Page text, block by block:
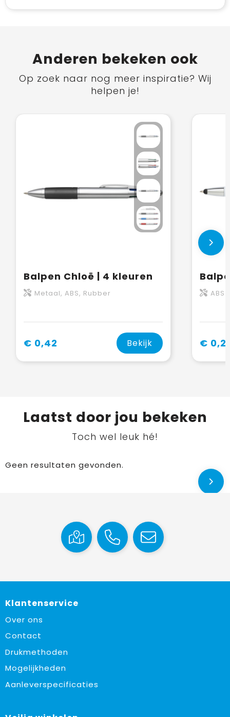
Anderen bekeken ook
Op zoek naar nog meer inspiratie? Wij
helpen je!
Balpen Chloë | 4 kleuren
Metaal, ABS, Rubber
€ 0,42 Bekijk
ABS
€
Laatst door jou bekeken
Toch wel leuk hé!
Geen resultaten gevonden.
Klantenservice
Over ons
Contact
Drukmethoden
Mogelijkheden
Aanleverspecificaties